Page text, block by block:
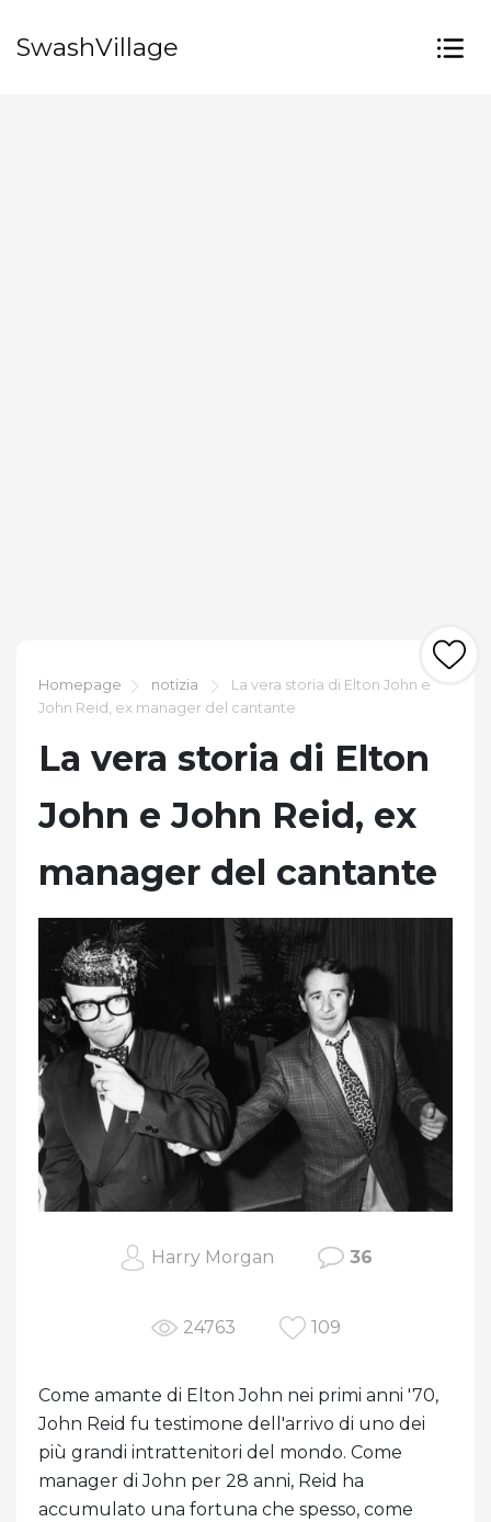
SwashVillage
Homepage notizia
La vera storia di Elton John e
John Reid, ex manager del cantante
La vera storia di Elton
John e John Reid, ex
manager del cantante
Harry Morgan 36
24763 109
Come amante di Elton John nei primi anni '70,
John Reid fu testimone dell'arrivo di uno dei
più grandi intrattenitori del mondo. Come
manager di John per 28 anni, Reid ha
accumulato una fortuna che spesso, come